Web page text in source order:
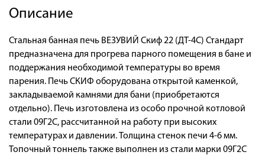
Описание
Стальная банная печь ВЕЗУВИЙ Скиф 22 (ДТ-4С) Стандарт
предназначена для прогрева парного помещения в бане и
поддержания необходимой температуры во время
парения. Печь СКИФ оборудована открытой каменкой,
закладываемой камнями для бани (приобретаются
отдельно). Печь изготовлена из особо прочной котловой
стали 09Г2С, рассчитанной на работу при высоких
температурах и давлении. Толщина стенок печи 4-6 мм.
Топочный тоннель также выполнен из стали марки 09Г2С